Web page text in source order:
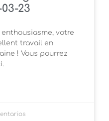
23
votre
travail en
! Vous pourrez